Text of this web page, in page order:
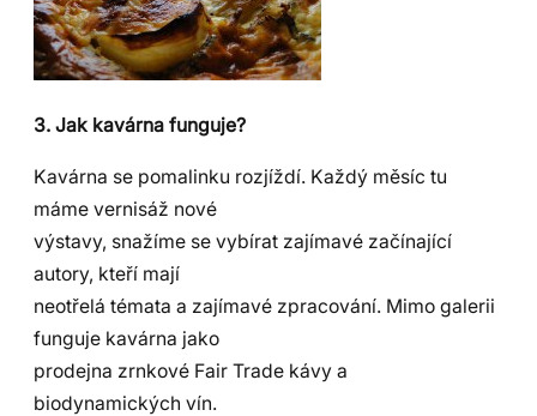
3. Jak kavárna funguje?
Kavárna se pomalinku rozjíždí. Každý měsíc tu
máme vernisáž nové
výstavy, snažíme se vybírat zajímavé začínající
autory, kteří mají
neotřelá témata a zajímavé zpracování. Mimo galerii
funguje kavárna jako
prodejna zrnkové Fair Trade kávy a
biodynamických vín.